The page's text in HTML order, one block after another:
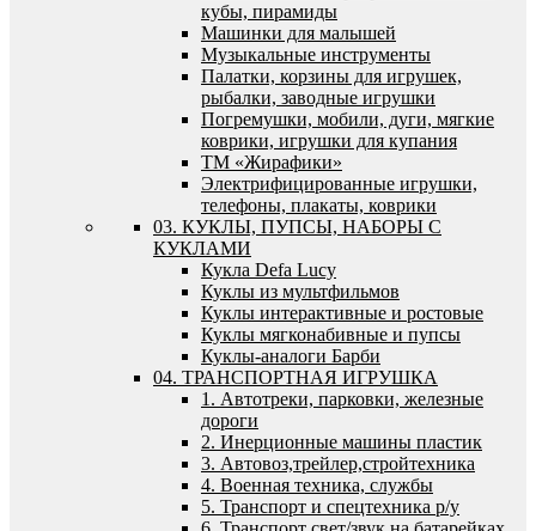
кубы, пирамиды
Машинки для малышей
Музыкальные инструменты
Палатки, корзины для игрушек,
рыбалки, заводные игрушки
Погремушки, мобили, дуги, мягкие
коврики, игрушки для купания
ТМ «Жирафики»
Электрифицированные игрушки,
телефоны, плакаты, коврики
03. КУКЛЫ, ПУПСЫ, НАБОРЫ С
КУКЛАМИ
Кукла Defa Lucy
Куклы из мультфильмов
Куклы интерактивные и ростовые
Куклы мягконабивные и пупсы
Куклы-аналоги Барби
04. ТРАНСПОРТНАЯ ИГРУШКА
1. Автотреки, парковки, железные
дороги
2. Инерционные машины пластик
3. Автовоз,трейлер,стройтехника
4. Военная техника, службы
5. Транспорт и спецтехника р/у